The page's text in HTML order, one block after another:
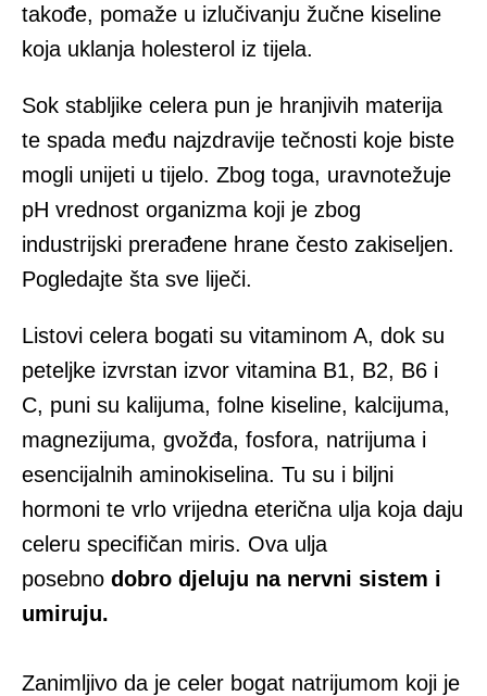
takođe, pomaže u izlučivanju žučne kiseline
koja uklanja holesterol iz tijela.
Sok stabljike celera pun je hranjivih materija
te spada među najzdravije tečnosti koje biste
mogli unijeti u tijelo. Zbog toga, uravnotežuje
pH vrednost organizma koji je zbog
industrijski prerađene hrane često zakiseljen.
Pogledajte šta sve liječi.
Listovi celera bogati su vitaminom A, dok su
peteljke izvrstan izvor vitamina B1, B2, B6 i
C, puni su kalijuma, folne kiseline, kalcijuma,
magnezijuma, gvožđa, fosfora, natrijuma i
esencijalnih aminokiselina. Tu su i biljni
hormoni te vrlo vrijedna eterična ulja koja daju
celeru specifičan miris. Ova ulja
posebno dobro djeluju na nervni sistem i
umiruju.
Zanimljivo da je celer bogat natrijumom koji je